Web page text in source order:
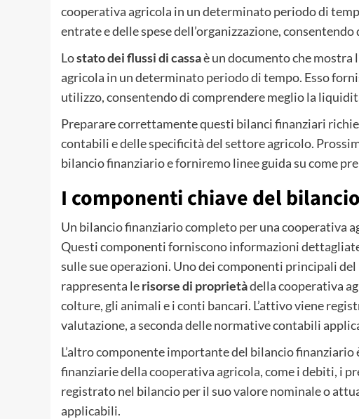
cooperativa agricola in un determinato periodo di
entrate e delle spese dell’organizzazione,
Lostato dei flussi di cassaè un documento che mostra
agricola in un determinato periodo di tempo. Esso
utilizzo, consentendo di comprendere meglio la
Preparare correttamente questi bilanci finanziari
contabili e delle specificità del settore agricolo.
bilancio finanziario e forniremo linee guida su come
I componenti chiave del
Un bilancio finanziario completo per una cooperativa
Questi componenti forniscono informazioni
sulle sue operazioni. Uno dei componenti principali
rappresenta lerisorse di proprietàdella cooperativa
colture, gli animali e i conti bancari. L’attivo viene
valutazione, a seconda delle normative contabili
L’altro componente importante del bilancio finanziario
finanziarie della cooperativa agricola, come i debiti, i
registrato nel bilancio per il suo valore nominale o
applicabili.